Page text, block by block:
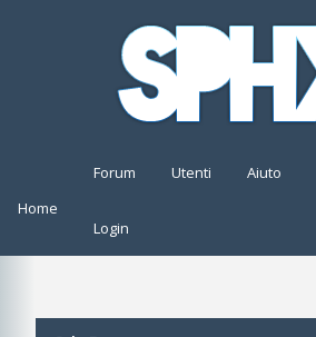
Home
Forum Utenti Aiuto
Login